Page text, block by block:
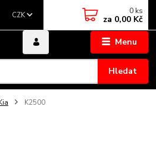
Menu
CZK
Hledat
0 ks
za 0,00 Kč
K2500